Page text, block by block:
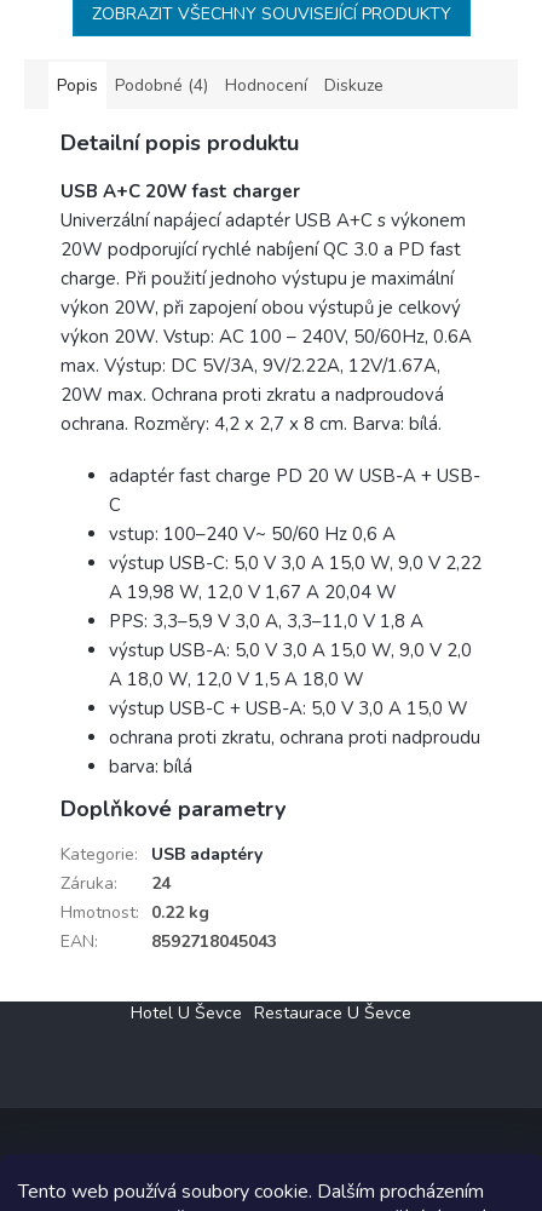
Tento web používá soubory cookie. Dalším procházením
ZOBRAZIT VŠECHNY SOUVISEJÍCÍ PRODUKTY
Popis Podobné (4) Hodnocení Diskuze
Detailní popis produktu
USB A+C 20W fast charger
Univerzální napájecí adaptér USB A+C s výkonem
20W podporující rychlé nabíjení QC 3.0 a PD fast
charge. Při použití jednoho výstupu je maximální
výkon 20W, při zapojení obou výstupů je celkový
výkon 20W. Vstup: AC 100 – 240V, 50/60Hz, 0.6A
max. Výstup: DC 5V/3A, 9V/2.22A, 12V/1.67A,
20W max. Ochrana proti zkratu a nadproudová
ochrana. Rozměry: 4,2 x 2,7 x 8 cm. Barva: bílá.
adaptér fast charge PD 20 W USB-A + USB-
C
vstup: 100–240 V~ 50/60 Hz 0,6 A
výstup USB-C: 5,0 V 3,0 A 15,0 W, 9,0 V 2,22
A 19,98 W, 12,0 V 1,67 A 20,04 W
PPS: 3,3–5,9 V 3,0 A, 3,3–11,0 V 1,8 A
výstup USB-A: 5,0 V 3,0 A 15,0 W, 9,0 V 2,0
A 18,0 W, 12,0 V 1,5 A 18,0 W
výstup USB-C + USB-A: 5,0 V 3,0 A 15,0 W
ochrana proti zkratu, ochrana proti nadproudu
barva: bílá
Doplňkové parametry
Kategorie:
USB adaptéry
Záruka:
24
Hmotnost:
0.22 kg
EAN: 8592718045043
Hotel U Ševce Restaurace U Ševce
Copyright 2026Elektro Klesný s.r.o.. Všechna práva vyhrazena.